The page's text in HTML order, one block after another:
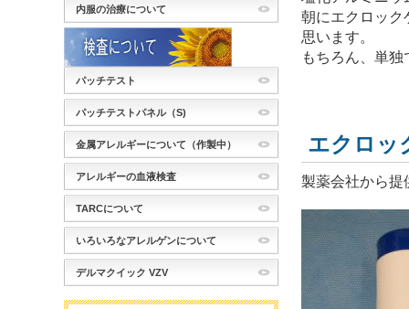
朝にエクロック
思います。
もちろん、単
エクロッ
製薬会社から提
内服の治療について
パッチテスト
パッチテストパネル（S)
金属アレルギーについて（作製中）
アレルギーの血液検査
TARCについて
いろいろなアレルゲンについて
デルマクイック VZV